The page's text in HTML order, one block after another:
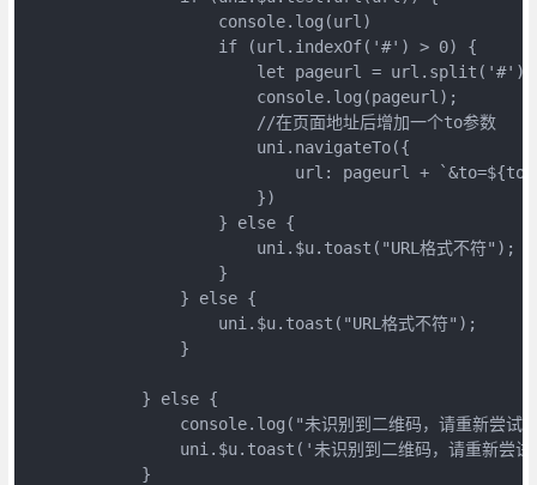
                    console.log(url)
                    if (url.indexOf('#') > 0) {
let pageurl =
                        console.log(pageurl);
                        //在页面地址后增加一个to参数
                        uni.navigateTo({
url: pageurl +
                        })
                    } else {
                        uni.$u.toast("URL格式不符");
                    }
                } else {
                    uni.$u.toast("URL格式不符");
                }
            } else {
console.log("未识别到二维码，请重新尝试
uni.$u.toast('未识别到二维码，请重新尝试
            }